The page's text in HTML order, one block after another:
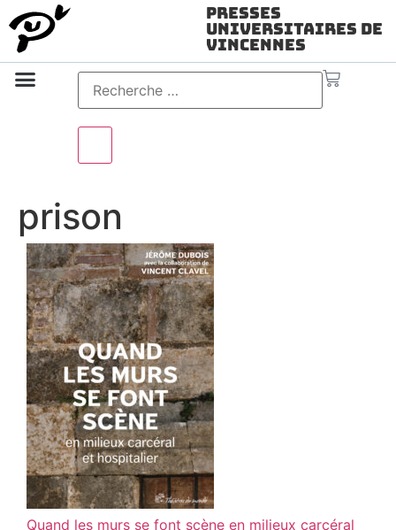
Presses
Universitaires de
Vincennes
prison
Quand les murs se font scène en milieux carcéral